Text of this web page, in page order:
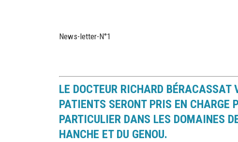
News-letter-N°1
LE DOCTEUR RICHARD
PATIENTS SERONT PRIS EN CHARGE
PARTICULIER DANS LES DOMAINES
HANCHE ET DU GENOU.